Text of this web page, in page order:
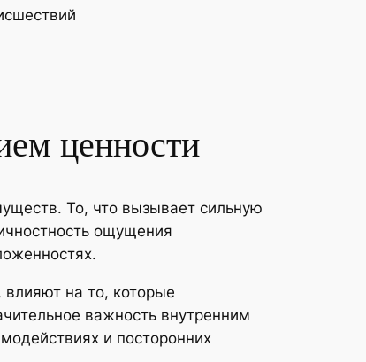
ценности
То, что вызывает сильную
ощущения
влияют на то, которые
важность внутренним
и посторонних